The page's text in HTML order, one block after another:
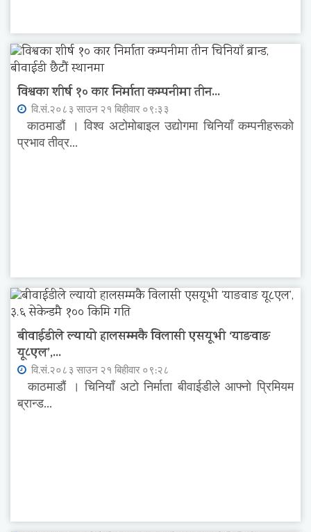
विश्वका शीर्ष १० कार निर्माता कम्पनीमा तीन...
वि.सं.२०८३ साउन २१ बिहीवार ०९:३३
काठमाडौं । विश्व अटोमोबाइल उद्योगमा चिनियाँ कम्पनीहरूको
प्रभाव तीव्र...
बीवाईडीले ल्यायो हालसम्मकै विलासी एसयूभी ‘याङवाङ
यू८एल’,...
वि.सं.२०८३ साउन २१ बिहीवार ०९:२८
काठमाडौं । चिनियाँ अटो निर्माता बीवाईडीले आफ्नो प्रिमियम
ब्रान्ड...